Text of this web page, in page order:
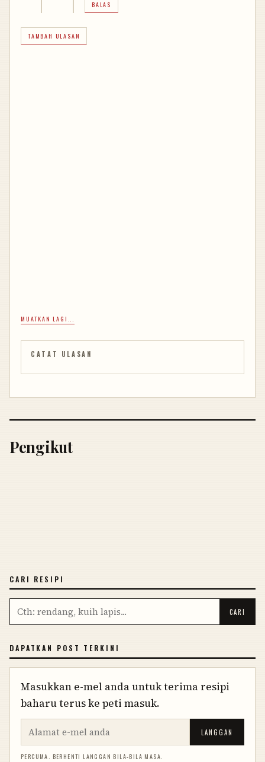
BALAS
TAMBAH ULASAN
MUATKAN LAGI...
CATAT ULASAN
Pengikut
CARI RESIPI
DAPATKAN POST TERKINI
Masukkan e-mel anda untuk terima resipi
baharu terus ke peti masuk.
LANGGAN
PERCUMA. BERHENTI LANGGAN BILA-BILA MASA.